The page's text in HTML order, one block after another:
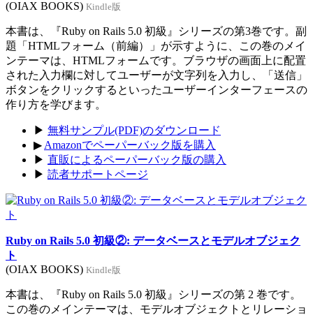
(OIAX BOOKS) Kindle版
本書は、『Ruby on Rails 5.0 初級』シリーズの第3巻です。副
題「HTMLフォーム（前編）」が示すように、この巻のメイ
ンテーマは、HTMLフォームです。ブラウザの画面上に配置
された入力欄に対してユーザーが文字列を入力し、「送信」
ボタンをクリックするといったユーザーインターフェースの
作り方を学びます。
▶ 無料サンプル(PDF)のダウンロード
▶ Amazonでペーパーバック版を購入
▶ 直販によるペーパーバック版の購入
▶ 読者サポートページ
Ruby on Rails 5.0 初級②: データベースとモデルオブジェク
ト
(OIAX BOOKS) Kindle版
本書は、『Ruby on Rails 5.0 初級』シリーズの第 2 巻です。
この巻のメインテーマは、モデルオブジェクトとリレーショ